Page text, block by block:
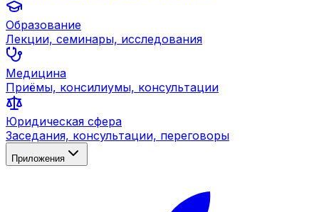
Образование
Лекции, семинары, исследования
Медицина
Приёмы, консилиумы, консультации
Юридическая сфера
Заседания, консультации, переговоры
Приложения